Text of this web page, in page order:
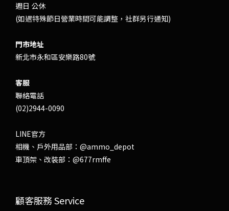
週日 公休
(如遇特殊節日營業時間可能調整，社群另行通知)
門市地址
新北市永和區安樂路80號
客服
聯絡電話
(02)2944-0090
LINE官方
相機、戶外用品部： @ammo_depot
車頂架、改裝部： @677rmffe
顧客服務 Service